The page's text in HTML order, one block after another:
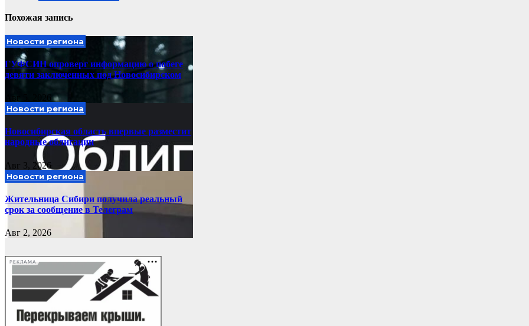
Похожая запись
Новости региона
ГУФСИН опроверг информацию о побеге
девяти заключенных под Новосибирском
Новости региона
Новосибирская область впервые разместит
народные облигации
Авг 3, 2026
Новости региона
Жительница Сибири получила реальный
срок за сообщение в Телеграм
Авг 2, 2026
РЕКЛАМА